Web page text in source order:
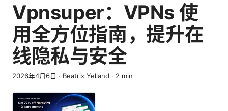
Vpnsuper：VPNs 使
用全方位指南，提升在
线隐私与安全
2026年4月6日 · Beatrix Yelland · 2 min